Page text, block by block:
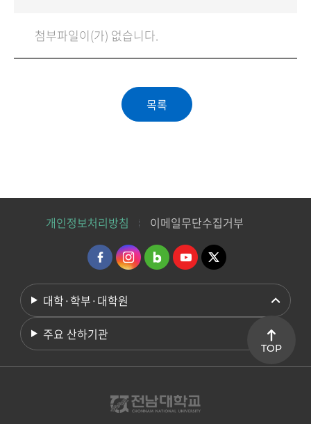
첨부파일이(가) 없습니다.
개인정보처리방침 이메일무단수집거부
대학·학부·대학원
주요 산하기관
TOP